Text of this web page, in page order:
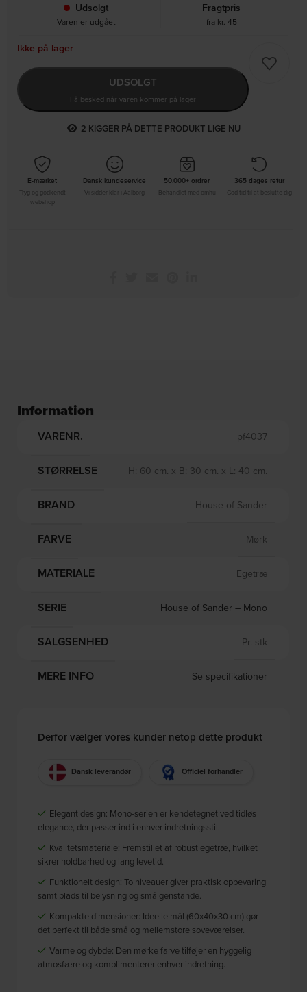
Udsolgt
Varen er udgået
Fragtpris
fra kr. 45
Ikke på lager
UDSOLGT
Få besked når varen kommer på lager
2 KIGGER PÅ DETTE PRODUKT LIGE NU
E-mærket
Tryg og godkendt
Dansk kundeservice
Vi sidder klar i Aalborg
50.000+ ordrer
Behandlet med omhu
365 dages retur
God tid til at beslutte dig
Information
VARENR. pf4037
STØRRELSE H: 60 cm. x B: 30 cm. x L: 40 cm.
BRAND House of Sander
FARVE Mørk
MATERIALE Egetræ
SERIE House of Sander – Mono
SALGSENHED Pr. stk
MERE INFO Se specifikationer
Derfor vælger vores kunder netop dette produkt
Dansk leverandør Officiel forhandler
Elegant design: Mono-serien er kendetegnet ved tidløs
elegance, der passer ind i enhver indretningsstil.
Kvalitetsmateriale: Fremstillet af robust egetræ, hvilket
sikrer holdbarhed og lang levetid.
Funktionelt design: To niveauer giver praktisk opbevaring
samt plads til belysning og små genstande.
Kompakte dimensioner: Ideelle mål (60x40x30 cm) gør
det perfekt til både små og mellemstore soveværelser.
Varme og dybde: Den mørke farve tilføjer en hyggelig
atmosfære og komplimenterer enhver indretning.